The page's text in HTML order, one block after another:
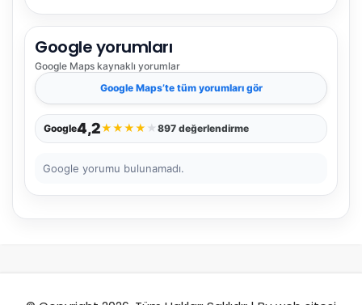
Google yorumları
Google Maps kaynaklı yorumlar
Google Maps’te tüm yorumları gör
Google4,2★★★★ ★ 897 değerlendirme
Google yorumu bulunamadı.
Şehir / ilçe
🧭 Rehber ⭐ Popüler
🚶 Yürüyüş